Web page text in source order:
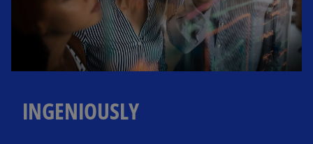
l
e
INGENIOUSLY